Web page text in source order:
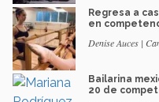
Regresa a
en
Denise Auces |
Bailarina
20 de